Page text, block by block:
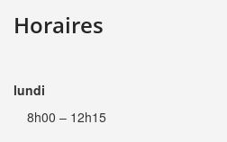
Horaires
lundi
8h00 – 12h15